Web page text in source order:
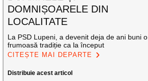
DOMNIȘOARELE DIN
LOCALITATE
La PSD Lupeni, a devenit deja de ani buni o
frumoasă tradiție ca la început
CITEȘTE MAI DEPARTE
Distribuie acest articol